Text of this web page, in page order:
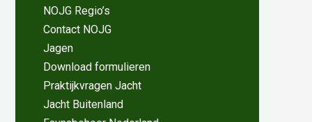
NOJG Regio’s
Contact NOJG
Jagen
Download formulieren
Praktijkvragen Jacht
Jacht Buitenland